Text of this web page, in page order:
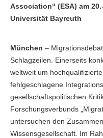
Association“ (ESA) am
Universität Bayreuth
München –
Schlagzeilen. Einerseits
weltweit um
fehlgeschlagene
gesellschaftspolitischen
Forschungsverbunds
untersuchen den
Wissensgesellschaft. Im